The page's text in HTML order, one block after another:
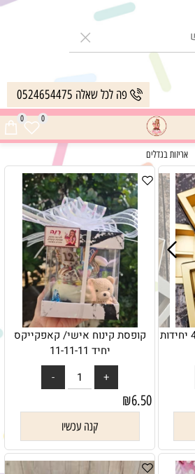
פה לכל שאלה 0524654475
0 0
אריזות בגדלים
קופסת קינוח אישי/ קאפקייקס
יחיד 11-11-11
₪6.50
קנה עכשיו